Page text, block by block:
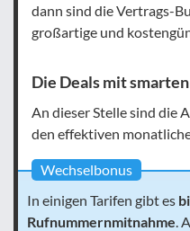
dann sind die Vertrags-
großartige und
Die Deals mit
An dieser Stelle sind die
den effektiven
Wechselbonus
In einigen Tarifen gibt es
Rufnummernmitnahme.